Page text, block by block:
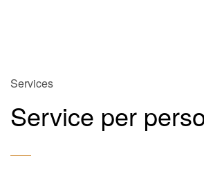
Services
Service per